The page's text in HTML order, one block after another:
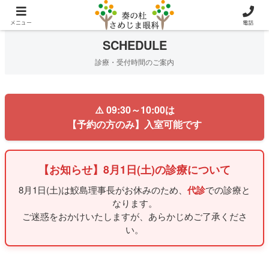
SCHEDULE
診療・受付時間のご案内
⚠️ 09:30～10:00は
【予約の方のみ】入室可能です
【お知らせ】8月1日(土)の診療について
8月1日(土)は鮫島理事長がお休みのため、 代診での診療と
なります。
ご迷惑をおかけいたしますが、あらかじめご了承くださ
い。
メニュー 電話